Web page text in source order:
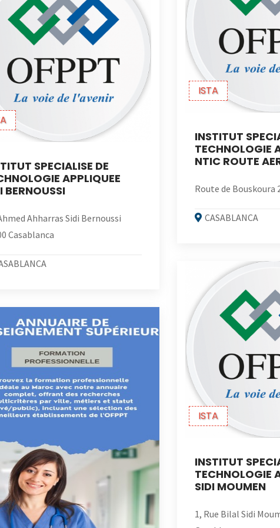
ISTA
INSTITUT
TECHNOLOGIE
NTIC ROUTE
Route de Bouskoura
CASABLANCA
SPECIALISE DE
APPLIQUEE
BERNOUSSI
Ahharras Sidi Bernoussi
Casablanca
ISTA
INSTITUT
TECHNOLOGIE
SIDI MOUMEN
1, Rue Bilal Sidi